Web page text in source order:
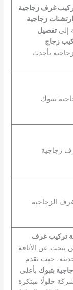
غرف زجاجية
زجاجية
إلى تفصيل
زجاج
بأحدث
تركيب غرف
يبحث عن الأناقة
حيث تقدم
بتبوك بأعلى
حلولًا مبتكرة